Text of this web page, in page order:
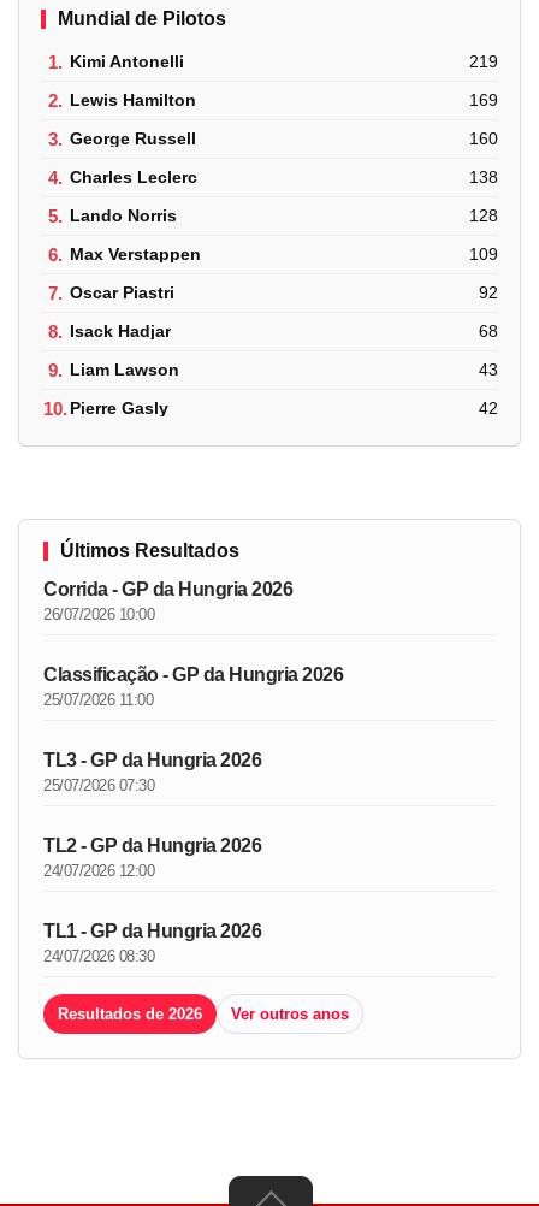
Mundial de Pilotos
1. Kimi Antonelli 219
2. Lewis Hamilton 169
3. George Russell 160
4. Charles Leclerc 138
5. Lando Norris 128
6. Max Verstappen 109
7. Oscar Piastri 92
8. Isack Hadjar 68
9. Liam Lawson 43
10.Pierre Gasly 42
Últimos Resultados
Corrida - GP da Hungria 2026
26/07/2026 10:00
Classificação - GP da Hungria 2026
25/07/2026 11:00
TL3 - GP da Hungria 2026
25/07/2026 07:30
TL2 - GP da Hungria 2026
24/07/2026 12:00
TL1 - GP da Hungria 2026
24/07/2026 08:30
Resultados de 2026 Ver outros anos